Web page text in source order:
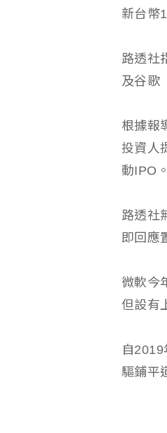
新台幣
路透社
及谷歌
根據報
投資人
動IPO。
路透社
即回應
微軟今
但設有
自
驅鋪平